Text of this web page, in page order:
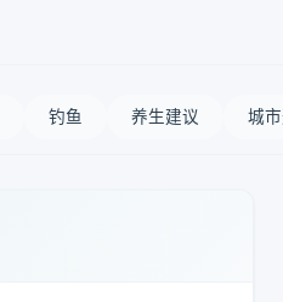
钓鱼 养生建议 城